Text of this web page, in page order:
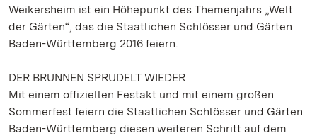
Weikersheim ist ein Höhepunkt des Themenjahrs „Welt
der Gärten“, das die Staatlichen Schlösser und Gärten
Baden-Württemberg 2016 feiern.
DER BRUNNEN SPRUDELT WIEDER
Mit einem offiziellen Festakt und mit einem großen
Sommerfest feiern die Staatlichen Schlösser und Gärten
Baden-Württemberg diesen weiteren Schritt auf dem